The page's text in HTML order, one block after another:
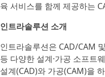
육 서비스를 함께 제공하는
인트라솔루션 소개
인트라솔루션은 CAD/CAM
등 다양한 설계·가공 소프트
설계(CAD)와 가공(CAM)을